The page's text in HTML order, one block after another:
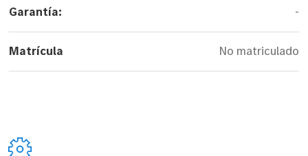
Garantía: -
Matrícula No matriculado